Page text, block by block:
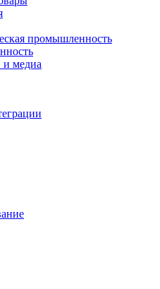
промышленность
и медиа